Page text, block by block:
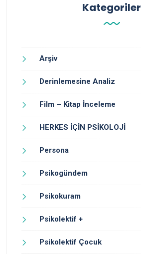
Kategoriler
Arşiv
Derinlemesine Analiz
Film – Kitap İnceleme
HERKES İÇİN PSİKOLOJİ
Persona
Psikogündem
Psikokuram
Psikolektif +
Psikolektif Çocuk